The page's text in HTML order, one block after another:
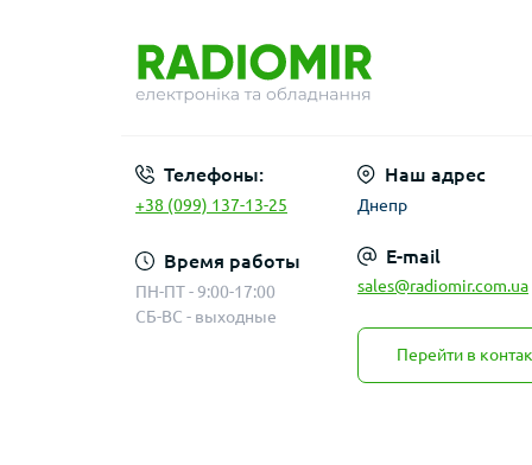
Телефоны:
+38 (099) 137-13-25
Время работы
ПН-ПТ - 9:00-17:00
СБ-ВС - выходные
Наш адрес
Днепр
E-mail
sales@radiomir.com.ua
Перейти в